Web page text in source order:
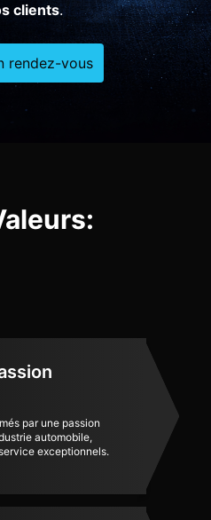
clients.
rendez-vous
par une passion
automobile,
exceptionnels.